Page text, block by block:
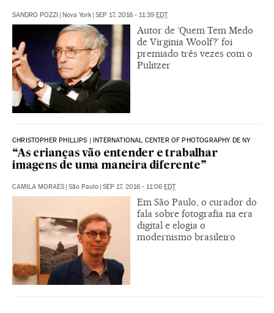
SANDRO POZZI | Nova York | SEP 17, 2016 - 11:39 EDT
Autor de ‘Quem Tem Medo
de Virginia Woolf?’ foi
premiado três vezes com o
Pulitzer
CHRISTOPHER PHILLIPS | INTERNATIONAL CENTER OF PHOTOGRAPHY DE NY
“As crianças vão entender e trabalhar
imagens de uma maneira diferente”
CAMILA MORAES | São Paulo | SEP 17, 2016 - 11:06 EDT
Em São Paulo, o curador do
fala sobre fotografia na era
digital e elogia o
modernismo brasileiro